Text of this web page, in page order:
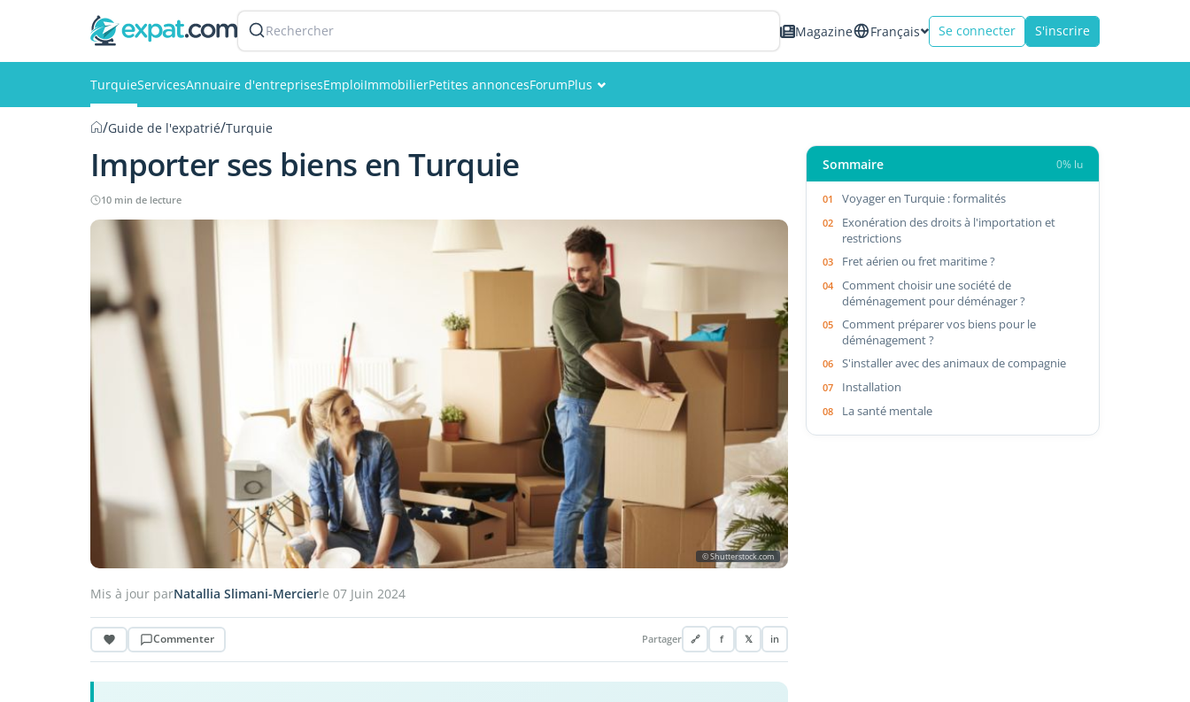
Rechercher Magazine Français Se connecter S'inscrire
TurquieServicesAnnuaire d'entreprisesEmploiImmobilierPetites annoncesForumPlus
/Guide de l'expatrié/Turquie
Importer ses biens en Turquie
10 min de lecture
© Shutterstock.com
Mis à jour parNatallia Slimani-Mercierle 07 Juin 2024
Commenter Partager 🔗 f 𝕏 in
Sommaire 0% lu
Voyager en Turquie : formalités
Exonération des droits à l'importation et
restrictions
Fret aérien ou fret maritime ?
Comment choisir une société de
déménagement pour déménager ?
Comment préparer vos biens pour le
déménagement ?
S'installer avec des animaux de compagnie
Installation
La santé mentale